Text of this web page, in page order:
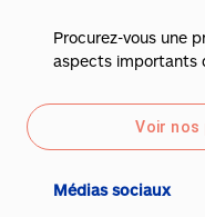
Procurez-vous une
aspects importants
Voir nos
Médias sociaux